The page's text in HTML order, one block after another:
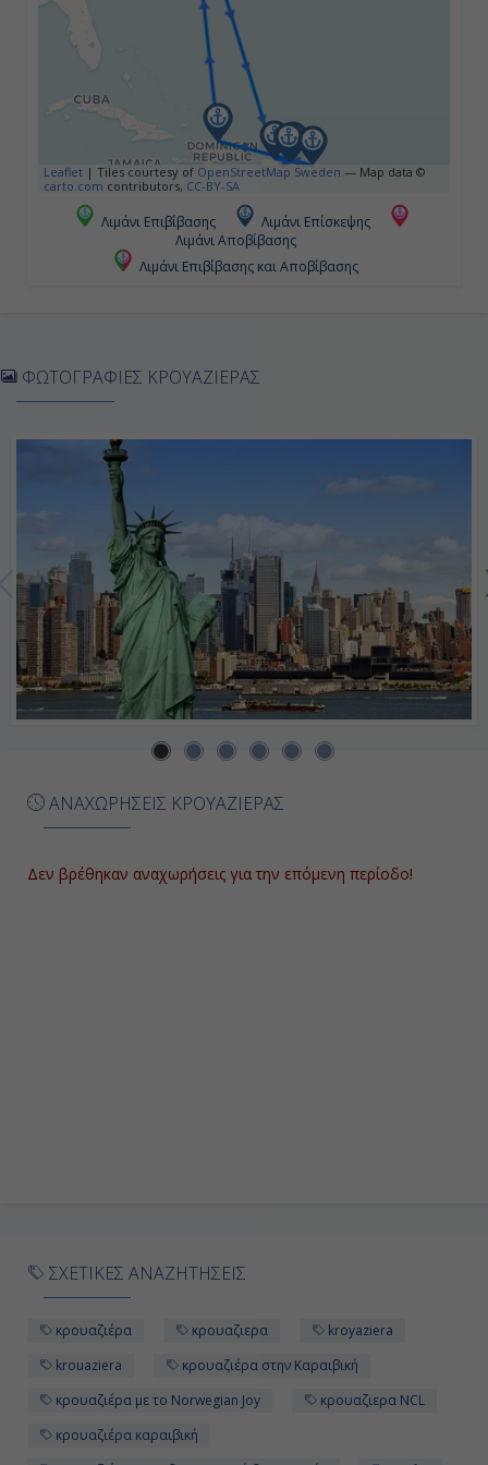
Φίλιπσμπουργκ, Άγιος Μαρτίνος
(Γαλλία)
10:00
Σαιντ Τόμας, Αμερικανικές
Τορτόλα, Βρετανικές Παρθένοι
Νήσοι
07:00
13:30
Leaflet | Tiles courtesy of OpenStreetMap Sweden — Map data ©
carto.com contributors, CC-BY-SA
Λιμάνι Επιβίβασης
Λιμάνι Επίσκεψης
Λιμάνι Αποβίβασης
Λιμάνι Επιβίβασης και Αποβίβασης
ΑΝΑΧΩΡΗΣΕΙΣ ΚΡΟΥΑΖΙΕΡΑΣ
Δεν βρέθηκαν αναχωρήσεις για την επόμενη περίοδο!
ΦΩΤΟΓΡΑΦΙΕΣ ΚΡΟΥΑΖΙΕΡΑΣ
ΣΧΕΤΙΚΕΣ ΑΝΑΖΗΤΗΣΕΙΣ
κρουαζιέρα κρουαζιερα
kroyaziera
krouaziera
κρουαζιέρα στην Καραιβική
κρουαζιέρα με το Norwegian Joy
κρουαζιερα NCL
κρουαζιέρα καραιβική